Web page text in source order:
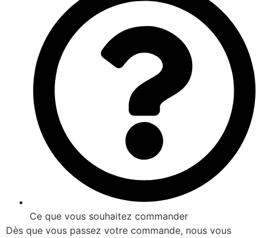
Ce que vous souhaitez commander
Dès que vous passez votre commande, nous vous